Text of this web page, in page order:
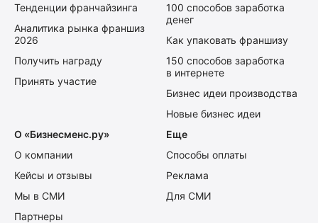
Тенденции франчайзинга
Аналитика рынка франшиз
2026
Получить награду
Принять участие
100 способов заработка
денег
Как упаковать франшизу
150 способов заработка
в интернете
Бизнес идеи производства
Новые бизнес идеи
О «Бизнесменс.ру»
О компании
Кейсы и отзывы
Мы в СМИ
Партнеры
Еще
Способы оплаты
Реклама
Для СМИ